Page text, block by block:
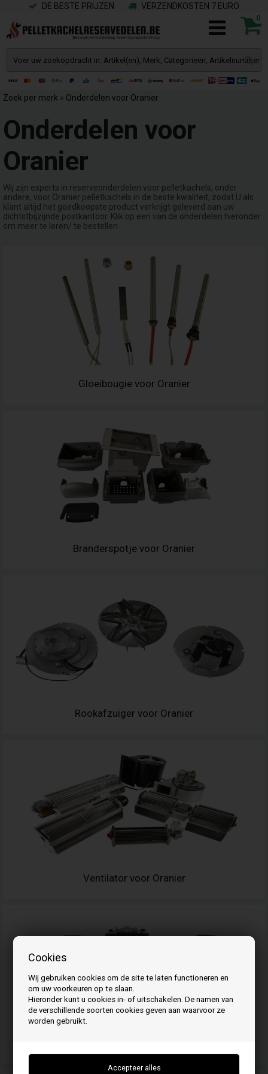
Cookies
Wij gebruiken cookies om de site te laten functioneren en
om uw voorkeuren op te slaan.
Hieronder kunt u cookies in- of uitschakelen. De namen van
de verschillende soorten cookies geven aan waarvoor ze
worden gebruikt.
DE BESTE PRIJZEN VERZENDKOSTEN 7 EURO
0
Zoek per merk » Onderdelen voor Oranier
Onderdelen voor
Oranier
Wij zijn experts in reserveonderdelen voor pelletkachels, onder
andere, voor Oranier pelletkachels in de beste kwaliteit, zodat U als
klant altijd het goedkoopste product verkrijgt geleverd aan uw
dichtstbijzijnde postkantoor. Klik op een van de onderdelen hieronder
om meer te leren/ te bestellen.
Gloeibougie voor Oranier
Branderspotje voor Oranier
Rookafzuiger voor Oranier
Ventilator voor Oranier